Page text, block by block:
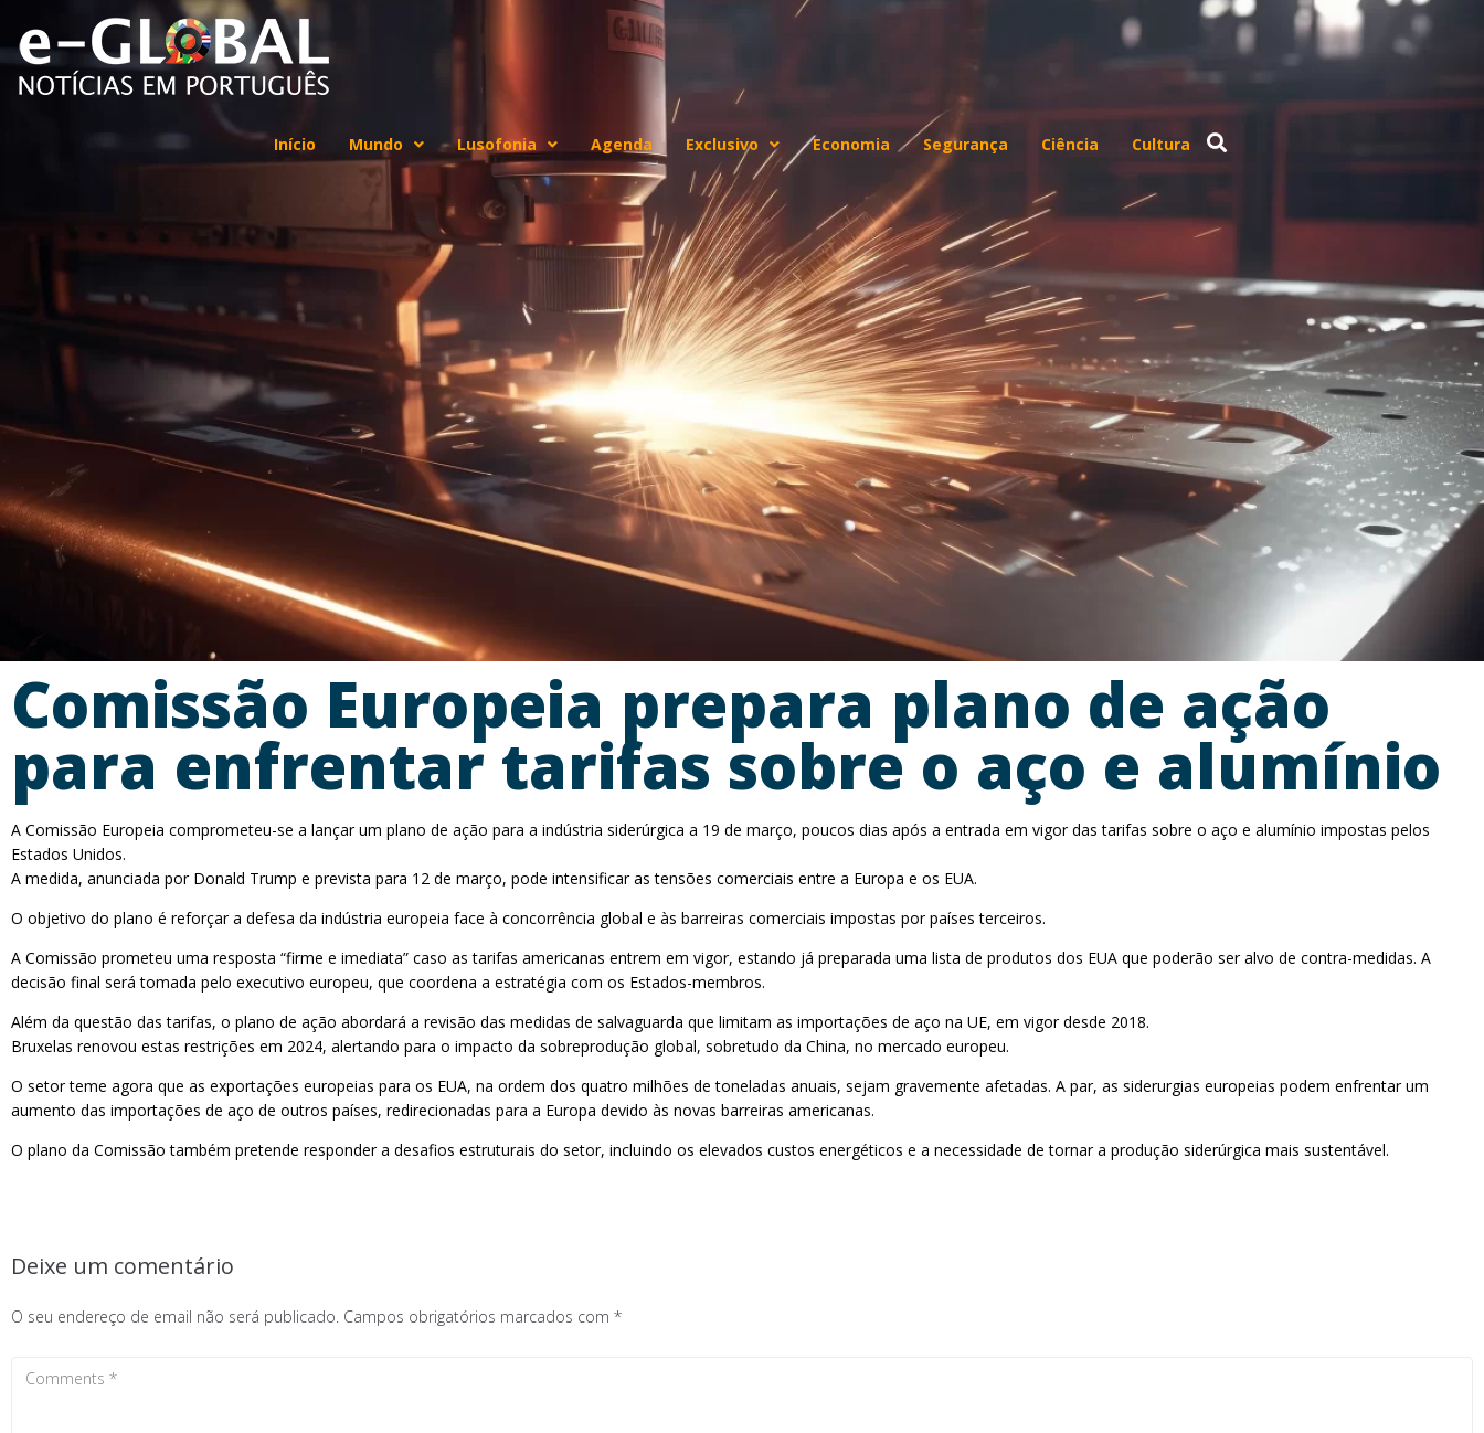
Início Mundo Lusofonia Agenda Exclusivo Economia Segurança Ciência Cultura
Comissão Europeia prepara plano de ação
para enfrentar tarifas sobre o aço e alumínio
A Comissão Europeia comprometeu-se a lançar um plano de ação para a indústria siderúrgica a 19 de março, poucos dias após a entrada em vigor das tarifas sobre o aço e alumínio impostas pelos
Estados Unidos.
A medida, anunciada por Donald Trump e prevista para 12 de março, pode intensificar as tensões comerciais entre a Europa e os EUA.
O objetivo do plano é reforçar a defesa da indústria europeia face à concorrência global e às barreiras comerciais impostas por países terceiros.
A Comissão prometeu uma resposta “firme e imediata” caso as tarifas americanas entrem em vigor, estando já preparada uma lista de produtos dos EUA que poderão ser alvo de contra-medidas. A
decisão final será tomada pelo executivo europeu, que coordena a estratégia com os Estados-membros.
Além da questão das tarifas, o plano de ação abordará a revisão das medidas de salvaguarda que limitam as importações de aço na UE, em vigor desde 2018.
Bruxelas renovou estas restrições em 2024, alertando para o impacto da sobreprodução global, sobretudo da China, no mercado europeu.
O setor teme agora que as exportações europeias para os EUA, na ordem dos quatro milhões de toneladas anuais, sejam gravemente afetadas. A par, as siderurgias europeias podem enfrentar um
aumento das importações de aço de outros países, redirecionadas para a Europa devido às novas barreiras americanas.
O plano da Comissão também pretende responder a desafios estruturais do setor, incluindo os elevados custos energéticos e a necessidade de tornar a produção siderúrgica mais sustentável.
Deixe um comentário
O seu endereço de email não será publicado. Campos obrigatórios marcados com *